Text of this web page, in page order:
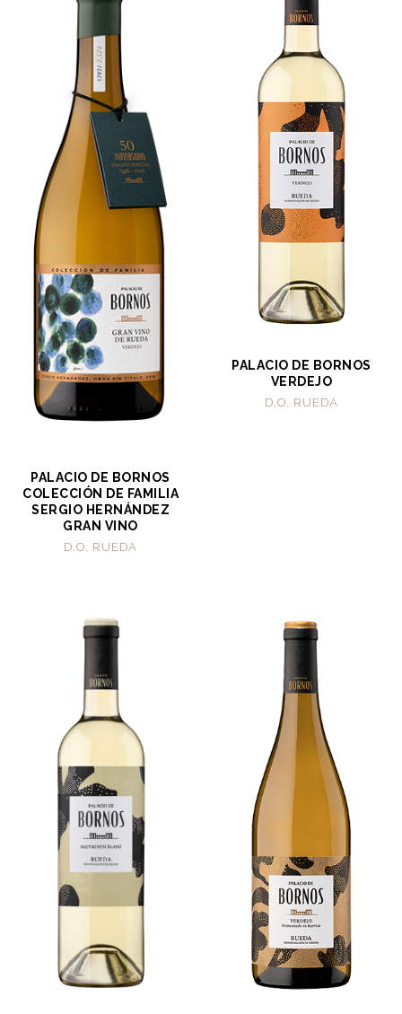
PALACIO DE BORNOS
COLECCIÓN DE FAMILIA
SERGIO HERNÁNDEZ
GRAN VINO
D.O. RUEDA
PALACIO DE BORNOS
VERDEJO
D.O. RUEDA